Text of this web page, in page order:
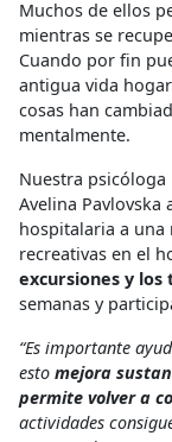
Muchos de ellos
mientras se
Cuando por fin
antigua vida
cosas han
mentalmente.
Nuestra
Avelina
hospitalaria a una
recreativas en el
excursiones y
semanas y
“Es importante
esto mejora
permite volver a
actividades